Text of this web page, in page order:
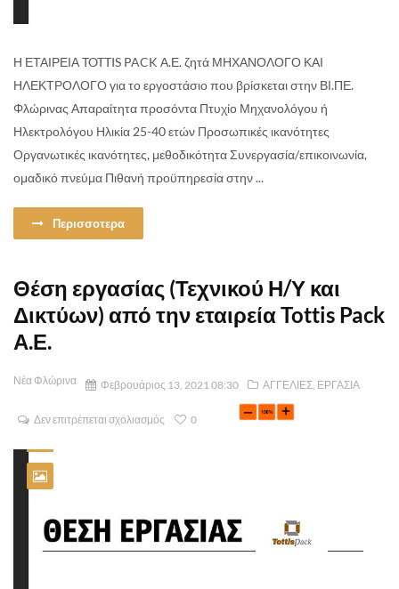
Η ΕΤΑΙΡΕΙΑ TOTTIS PACK Α.Ε. ζητά ΜΗΧΑΝΟΛΟΓΟ ΚΑΙ
ΗΛΕΚΤΡΟΛΟΓΟ για το εργοστάσιο που βρίσκεται στην ΒΙ.ΠΕ.
Φλώρινας Απαραίτητα προσόντα Πτυχίο Μηχανολόγου ή
Ηλεκτρολόγου Ηλικία 25-40 ετών Προσωπικές ικανότητες
Οργανωτικές ικανότητες, μεθοδικότητα Συνεργασία/επικοινωνία,
ομαδικό πνεύμα Πιθανή προϋπηρεσία στην ...
Περισσοτερα
Θέση εργασίας (Τεχνικού Η/Υ και
Δικτύων) από την εταιρεία Tottis Pack
Α.Ε.
Νέα Φλώρινα Φεβρουάριος 13, 2021 08:30 ΑΓΓΕΛΙΕΣ, ΕΡΓΑΣΙΑ
Δεν επιτρέπεται σχολιασμός 0